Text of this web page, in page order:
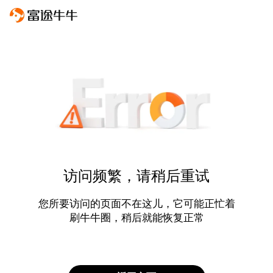
访问频繁，请稍后重试
您所要访问的页面不在这儿，它可能正忙着
刷牛牛圈，稍后就能恢复正常